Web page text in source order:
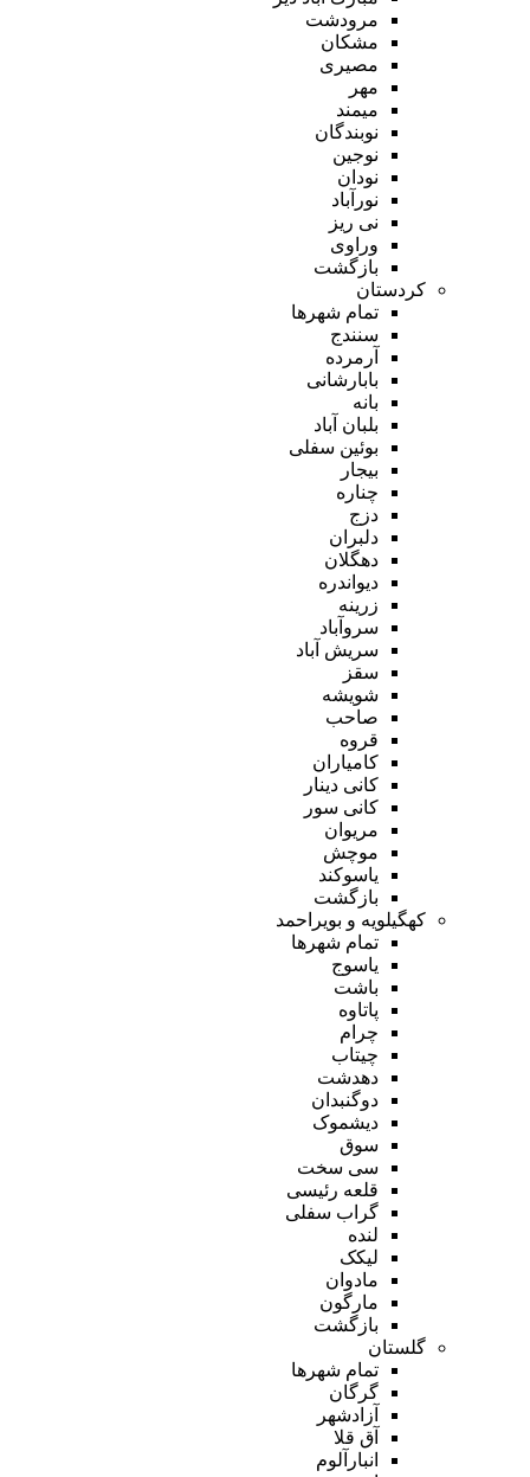
مرودشت
مشکان
مصیری
مهر
میمند
نوبندگان
نوجین
نودان
نورآباد
نی ریز
وراوی
بازگشت
کردستان
تمام شهر‌ها
سنندج
آرمرده
بابارشانی
بانه
بلبان آباد
بوئین سفلی
بیجار
چناره
دزج
دلبران
دهگلان
دیواندره
زرینه
سروآباد
سریش آباد
سقز
شویشه
صاحب
قروه
کامیاران
کانی دینار
کانی سور
مریوان
موچش
یاسوکند
بازگشت
کهگیلویه و بویراحمد
تمام شهر‌ها
یاسوج
باشت
پاتاوه
چرام
چیتاب
دهدشت
دوگنبدان
دیشموک
سوق
سی سخت
قلعه رئیسی
گراب سفلی
لنده
لیکک
مادوان
مارگون
بازگشت
گلستان
تمام شهر‌ها
گرگان
آزادشهر
آق قلا
انبارآلوم